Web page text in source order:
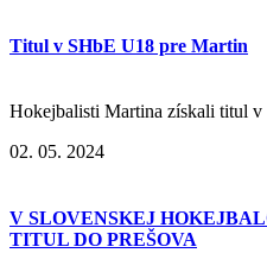
Titul v SHbE U18 pre Martin
Hokejbalisti Martina získali titul
02. 05. 2024
V SLOVENSKEJ
TITUL DO PREŠOVA